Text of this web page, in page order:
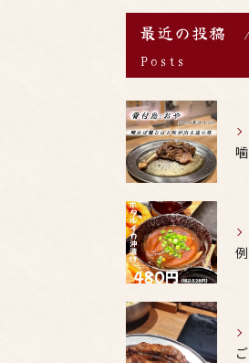
最近の投稿
Posts